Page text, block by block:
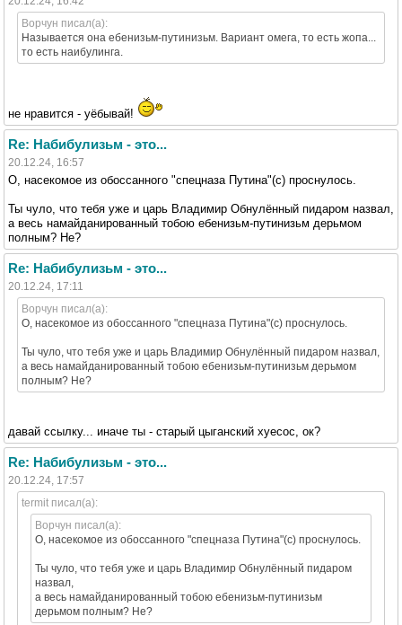
Ворчун писал(а):
Называется она ебенизьм-путинизьм. Вариант омега, то есть жопа...
то есть наибулинга.
не нравится - уёбывай!
Re: Набибулизьм - это...
20.12.24, 16:57
О, насекомое из обоссанного "спецназа Путина"(с) проснулось.
Ты чуло, что тебя уже и царь Владимир Обнулённый пидаром назвал,
а весь намайданированный тобою ебенизьм-путинизьм дерьмом
полным? Не?
Re: Набибулизьм - это...
20.12.24, 17:11
Ворчун писал(а):
О, насекомое из обоссанного "спецназа Путина"(с) проснулось.
Ты чуло, что тебя уже и царь Владимир Обнулённый пидаром назвал,
а весь намайданированный тобою ебенизьм-путинизьм дерьмом
полным? Не?
давай ссылку... иначе ты - старый цыганский хуесос, ок?
Re: Набибулизьм - это...
20.12.24, 17:57
termit писал(а):
Ворчун писал(а):
О, насекомое из обоссанного "спецназа Путина"(с) проснулось.
Ты чуло, что тебя уже и царь Владимир Обнулённый пидаром
назвал,
а весь намайданированный тобою ебенизьм-путинизьм
дерьмом полным? Не?